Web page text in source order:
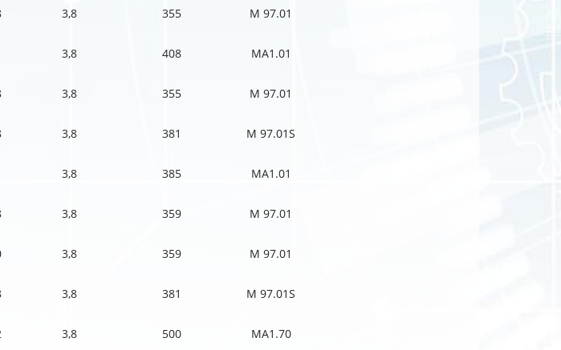
3,8 355 M 97.01
3,8 408 MA1.01
3,8 355 M 97.01
3,8 381 M 97.01S
3,8 385 MA1.01
3,8 359 M 97.01
3,8 359 M 97.01
3,8 381 M 97.01S
3,8 500 MA1.70